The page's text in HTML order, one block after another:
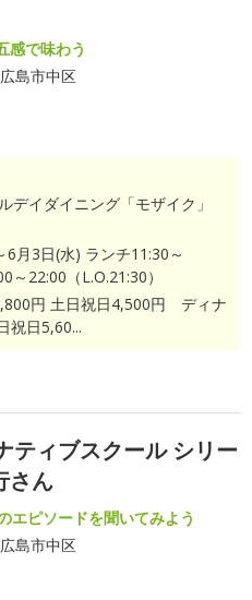
感で味わう
島市中区
イダイニング「モザイク」
月3日(水) ランチ11:30～
22:00（L.O.21:30）
円 土日祝日4,500円 ディナ
祝日5,60...
ティブスクール シリー
さん
エピソードを聞いてみよう
島市中区